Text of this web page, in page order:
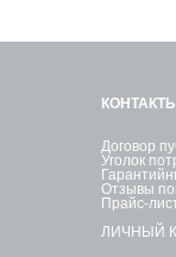
Договор
Уголок
Отзывы
Прайс-
ЛИЧНЫЙ